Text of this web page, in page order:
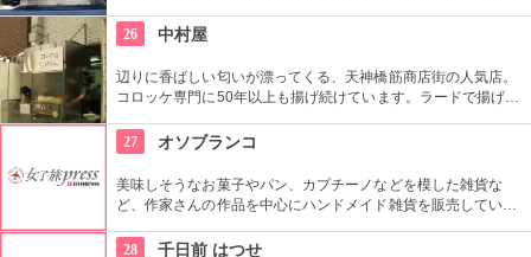
ての活用も検討されましたが、今後、図書館として存続が決
定。整備が進む予定です。
26 中村屋
辺りに香ばしい匂いが漂ってくる、天神橋筋商店街の人気店。
コロッケ専門に50年以上も揚げ続けています。ラードで揚げた
番。夕方には主婦の方やOLさんたちの行列が恒例になっていま
す。おやつ感覚でいただけるので、食べ歩きのときなどにも重
宝です。
27 オソブランコ
美味しそうなお菓子やパン、カプチーノなどを模した雑貨な
ど、作家さんの作品を中心にハンドメイド雑貨を販売していま
を頻繁に行っているので、ギャラリーも要チェック。
28 千日前 はつせ